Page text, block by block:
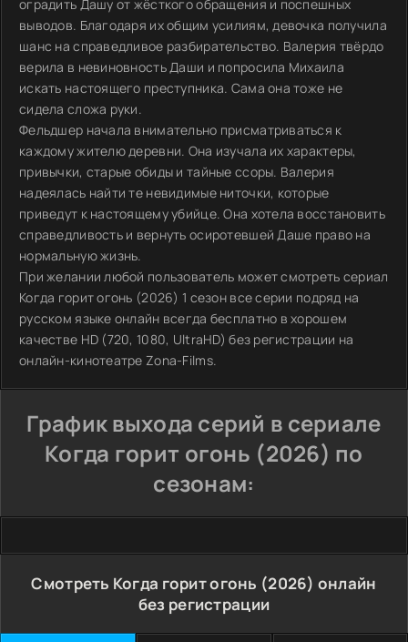
оградить Дашу от жёсткого обращения и поспешных
выводов. Благодаря их общим усилиям, девочка получила
шанс на справедливое разбирательство. Валерия твёрдо
верила в невиновность Даши и попросила Михаила
искать настоящего преступника. Сама она тоже не
сидела сложа руки.
Фельдшер начала внимательно присматриваться к
каждому жителю деревни. Она изучала их характеры,
привычки, старые обиды и тайные ссоры. Валерия
надеялась найти те невидимые ниточки, которые
приведут к настоящему убийце. Она хотела восстановить
справедливость и вернуть осиротевшей Даше право на
нормальную жизнь.
При желании любой пользователь может смотреть сериал
Когда горит огонь (2026) 1 сезон все серии подряд на
русском языке онлайн всегда бесплатно в хорошем
качестве HD (720, 1080, UltraHD) без регистрации на
онлайн-кинотеатре Zona-Films.
График выхода серий в сериале
Когда горит огонь (2026) по
сезонам:
Смотреть Когда горит огонь (2026) онлайн
без регистрации